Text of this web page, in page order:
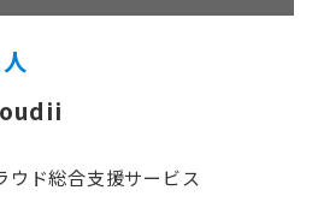
ウド総合支援サービス